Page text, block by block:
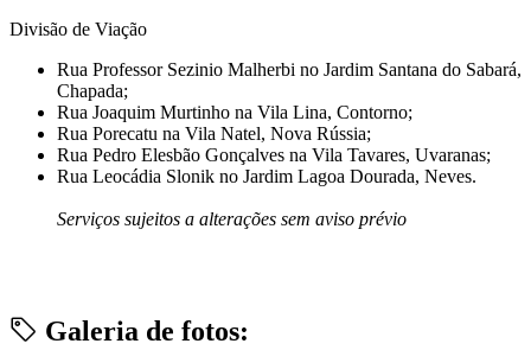
Divisão de Viação
Rua Professor Sezinio Malherbi no Jardim Santana do Sabará,
Chapada;
Rua Joaquim Murtinho na Vila Lina, Contorno;
Rua Porecatu na Vila Natel, Nova Rússia;
Rua Pedro Elesbão Gonçalves na Vila Tavares, Uvaranas;
Rua Leocádia Slonik no Jardim Lagoa Dourada, Neves.
Serviços sujeitos a alterações sem aviso prévio
Galeria de fotos: